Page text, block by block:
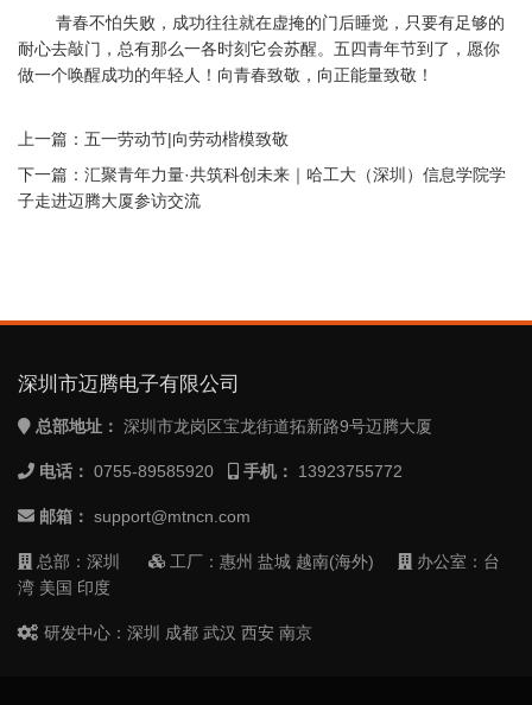
青春不怕失败，成功往往就在虚掩的门后睡觉，只要有足够的
耐心去敲门，总有那么一各时刻它会苏醒。五四青年节到了，愿你
做一个唤醒成功的年轻人！向青春致敬，向正能量致敬！
上一篇： 五一劳动节|向劳动楷模致敬
下一篇： 汇聚青年力量·共筑科创未来｜哈工大（深圳）信息学院学
子走进迈腾大厦参访交流
深圳市迈腾电子有限公司
总部地址： 深圳市龙岗区宝龙街道拓新路9号迈腾大厦
电话： 0755-89585920 手机： 13923755772
邮箱： support@mtncn.com
总部：深圳 工厂：惠州 盐城 越南(海外)
办公室：台
湾 美国 印度
研发中心：深圳 成都 武汉 西安 南京